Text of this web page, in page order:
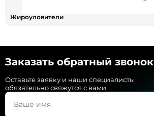
Жироуловители
Заказать обратный звонок
Оставьте заявку и наши специалисты
обязательно свяжутся с вами